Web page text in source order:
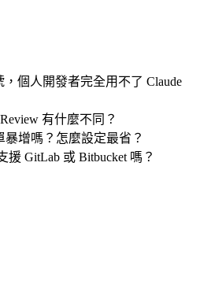
，個人開發者完全用不了 Claude
有什麼不同？
增嗎？怎麼設定最省？
援 GitLab 或 Bitbucket 嗎？